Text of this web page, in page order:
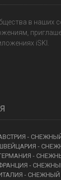
в наших
iSKI.
-
-
-
-
- СНЕЖНЫЙ